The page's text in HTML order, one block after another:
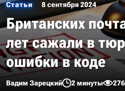
Статьи 8 сентября 2024
Британских
лет сажали в
ошибки в коде
Вадим Зарецкий 2 минуты 276